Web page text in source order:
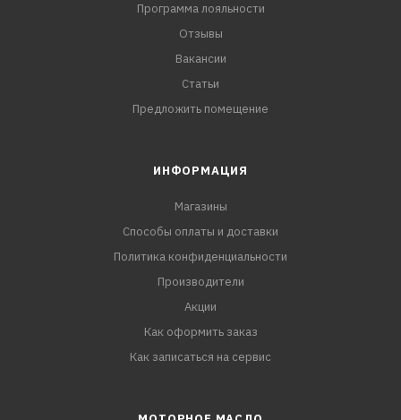
Программа лояльности
Отзывы
Вакансии
Статьи
Предложить помещение
ИНФОРМАЦИЯ
Магазины
Способы оплаты и доставки
Политика конфиденциальности
Производители
Акции
Как оформить заказ
Как записаться на сервис